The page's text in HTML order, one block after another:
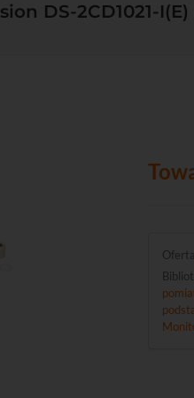
DS-2CD1021-